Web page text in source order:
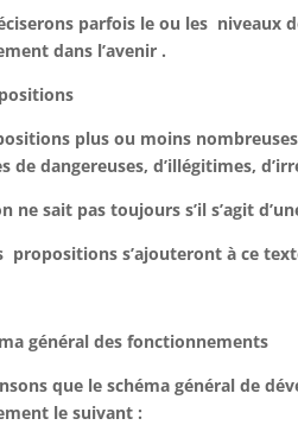
parfois le ou les niveaux
dans l’avenir .
plus ou moins
de dangereuses, d’illégitimes,
ne sait pas toujours s’il s’agit
propositions s’ajouteront à ce
général des fonctionnements
que le schéma général de
le suivant :